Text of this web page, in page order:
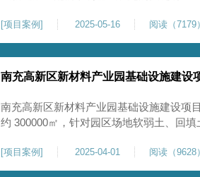
稳定运行。本工程核心施工内容为蓄水池
工面积25000㎡，施工完成后场地上部将新
[项目案例 ] 2025-05-16 阅读（7179）
南充高新区新材料产业园基础设施建设
南充高新区新材料产业园基础设施建设项
约 300000㎡，针对园区场地软弱土、回
筑牢基础。本项目施工作业面积大，我司
干个区段，分区分段施工，投入强夯设备3
[项目案例 ] 2025-04-01 阅读（9628）